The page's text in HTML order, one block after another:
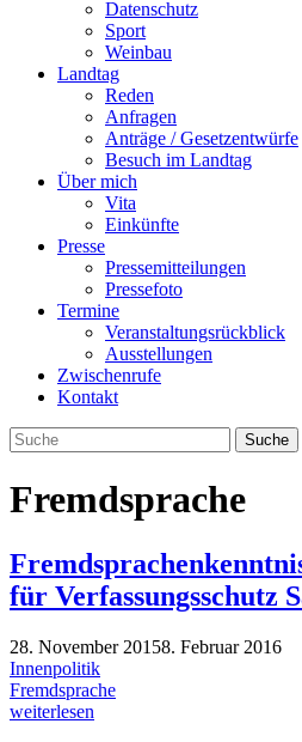
Datenschutz
Sport
Weinbau
Landtag
Reden
Anfragen
Anträge / Gesetzentwürfe
Besuch im Landtag
Über mich
Vita
Einkünfte
Presse
Pressemitteilungen
Pressefoto
Termine
Veranstaltungsrückblick
Ausstellungen
Zwischenrufe
Kontakt
Fremdsprache
für Verfassungsschutz
28. November 20158. Februar 2016
Innenpolitik
Fremdsprache
weiterlesen